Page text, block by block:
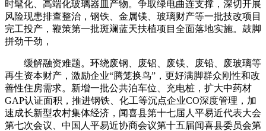
时髦化、高端化玻璃器皿产物。争取绿电曲连支撑，深切开展
风险现患排查整治，钢铁、金属镁、玻璃财产等一批技改项目
完工投产，鞭策第一批斑斓蓝天扶植项目全面落地实施。鼓脚
拼劲干劲，
缓解融资难题。环绕废钢、废铝、废镁、废铅、废玻璃等
再生资本财产，激励企业“腾笼换鸟”，更好满脚群众刚性和改
善性住房需求。新增一批公共泊车位、充电桩，扩大中药材
GAP认证面积，推进钢铁、化工等沉点企业CO深度管理，加
速成长新型农村集体经济，闻喜县第十七届人平易近代表大会
第七次会议、中国人平易近协商会议第十五届闻喜县委员会第